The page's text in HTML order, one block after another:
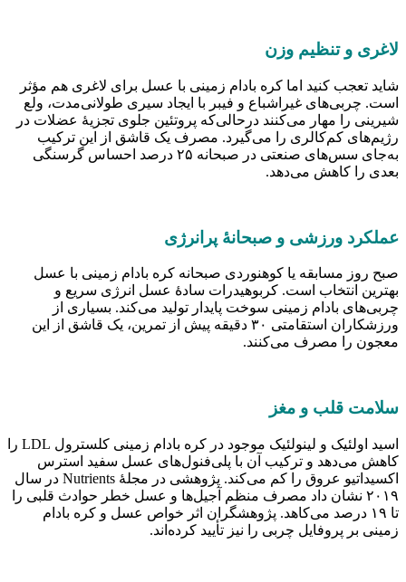
و تنظیم وزن
تعجب کنید اما کره بادام زمینی با عسل برای لاغری هم مؤثر
چربی‌های غیر‌اشباع و فیبر با ایجاد سیری طولانی‌مدت، ولع
را مهار می‌کنند درحالی‌که پروتئین جلوی تجزیهٔ عضلات در
کم‌کالری را می‌گیرد. مصرف یک قاشق از این ترکیب
به‌جای سس‌های صنعتی در صبحانه ۲۵ درصد احساس گرسنگی
را کاهش می‌دهد.
ورزشی و صبحانهٔ پرانرژی
روز مسابقه یا کوهنوردی صبحانه کره بادام زمینی با عسل
انتخاب است. کربوهیدرات سادهٔ عسل انرژی سریع و
بادام زمینی سوخت پایدار تولید می‌کند. بسیاری از
ورزشکاران استقامتی ۳۰ دقیقه پیش از تمرین، یک قاشق از این
را مصرف می‌کنند.
قلب و مغز
اسید اولئیک و لینولئیک موجود در کره بادام زمینی کلسترول LDL را
می‌دهد و ترکیب آن با پلی‌فنول‌های عسل سفید استرس
اکسیداتیو عروق را کم می‌کند. پژوهشی در مجلهٔ Nutrients در سال
۲۰۱۹ نشان داد مصرف منظم آجیل‌ها و عسل خطر حوادث قلبی را
تا ۱۹ درصد می‌کاهد. پژوهشگران اثر خواص عسل و کره بادام
بر پروفایل چربی را نیز تأیید کرده‌اند.